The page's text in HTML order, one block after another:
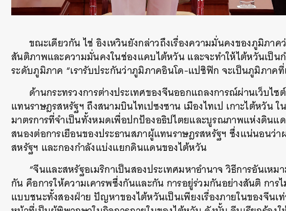
ขณะเดียวกัน ไช่ อิงเหวินยังกล่าวถึงเรื่องความมั่นคงของภูมิภา
สันติภาพและความมั่นคงในช่องแคบไต้หวัน และจะทำให้ไต้หวันเป็น
ระดับภูมิภาค “เรารับประกันว่าภูมิภาคอินโด-แปซิฟิก จะเป็นภูมิภาค
ด้านกระทรวงการต่างประเทศของจีนออกแถลงการณ์ผ่านเว็บไ
แทนราษฎรสหรัฐฯ ถึงสนามบินไทเปซงซาน เมืองไทเป เกาะไต้หวัน ใ
มาตรการที่จำเป็นทั้งหมดเพื่อปกป้องอธิปไตยและบูรณภาพแห่งดินแ
สนองต่อการเยือนของประธานสภาผู้แทนราษฎรสหรัฐฯ ซึ่งแน่นอนว่
สหรัฐฯ และกองกำลังแบ่งแยกดินแดนของไต้หวัน
“จีนและสหรัฐอเมริกาเป็นสองประเทศมหาอำนาจ วิธีการอันเห
กัน คือการให้ความเคารพซึ่งกันและกัน การอยู่ร่วมกันอย่างสันติ กา
แบบชนะทั้งสองฝ่าย ปัญหาของไต้หวันเป็นเพียงเรื่องภายในของจีน